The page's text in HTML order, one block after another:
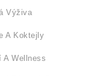
Výživa
A Koktejly
A Wellness